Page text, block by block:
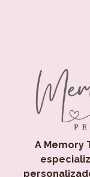
A Memory